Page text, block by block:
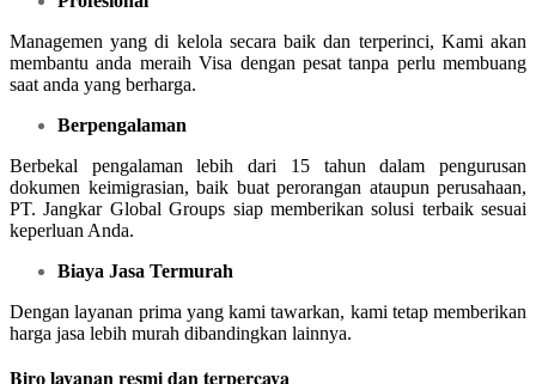
Managemen yang di kelola secara baik dan terperinci, Kami akan
membantu anda meraih Visa dengan pesat tanpa perlu membuang
saat anda yang berharga.
Berpengalaman
Berbekal pengalaman lebih dari 15 tahun dalam pengurusan
dokumen keimigrasian, baik buat perorangan ataupun perusahaan,
PT. Jangkar Global Groups siap memberikan solusi terbaik sesuai
keperluan Anda.
Biaya Jasa Termurah
Dengan layanan prima yang kami tawarkan, kami tetap memberikan
harga jasa lebih murah dibandingkan lainnya.
Biro layanan resmi dan terpercaya